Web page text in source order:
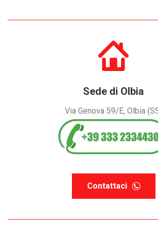
Sede di Olbia
Via Genova 59/E, Olbia
Contattaci